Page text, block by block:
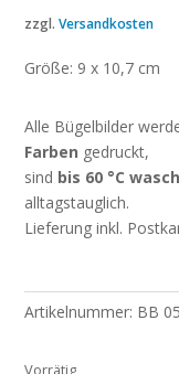
zzgl.Versandkosten
Größe: 9 x 10,7 cm
Alle Bügelbilder
Farben gedruckt,
sind bis 60 °C
alltagstauglich.
Lieferung inkl.
Artikelnummer: BB
Vorrätig